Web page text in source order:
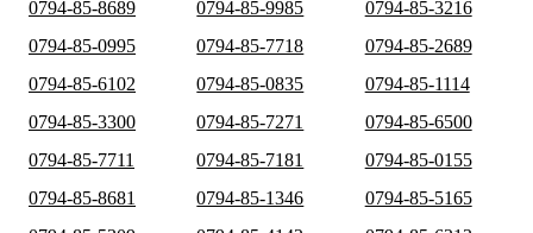
0794-85-8689
0794-85-9985
0794-85-3216
0794-85-0995
0794-85-7718
0794-85-2689
0794-85-6102
0794-85-0835
0794-85-1114
0794-85-3300
0794-85-7271
0794-85-6500
0794-85-7711
0794-85-7181
0794-85-0155
0794-85-8681
0794-85-1346
0794-85-5165